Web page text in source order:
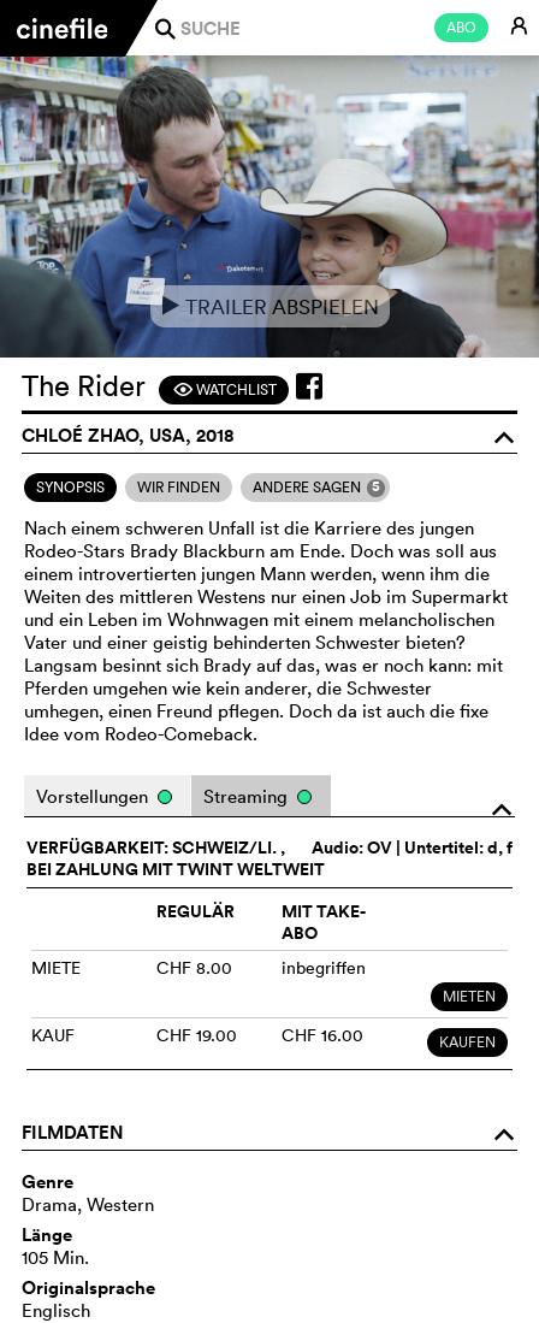
ABO E
j
e TRAILER ABSPIELEN
The Rider FWATCHLIST
CHLOÉ ZHAO, USA, 2018 o
SYNOPSIS WIR FINDEN ANDERE SAGEN 5
Nach einem schweren Unfall ist die Karriere des jungen
Rodeo-Stars Brady Blackburn am Ende. Doch was soll aus
einem introvertierten jungen Mann werden, wenn ihm die
Weiten des mittleren Westens nur einen Job im Supermarkt
und ein Leben im Wohnwagen mit einem melancholischen
Vater und einer geistig behinderten Schwester bieten?
Langsam besinnt sich Brady auf das, was er noch kann: mit
Pferden umgehen wie kein anderer, die Schwester
umhegen, einen Freund pflegen. Doch da ist auch die fixe
Idee vom Rodeo-Comeback.
o
Vorstellungen Streaming
Audio:OV | Untertitel: d, f
VERFÜGBARKEIT: SCHWEIZ/LI. ,
BEI ZAHLUNG MIT TWINT WELTWEIT
REGULÄR
MIT TAKE-
ABO
MIETE CHF 8.00 inbegriffen
MIETEN
KAUF CHF 19.00 CHF 16.00 KAUFEN
FILMDATEN o
Genre
Drama, Western
Länge
105 Min.
Originalsprache
Englisch